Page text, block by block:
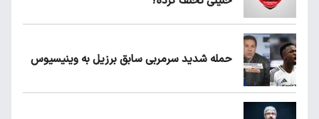
حمله شدید سرمربی سابق برزیل به وینیسیوس